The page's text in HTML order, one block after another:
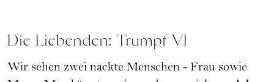
Die Liebenden: Trumpf VI
Wir sehen zwei nackte Menschen - Frau sowie